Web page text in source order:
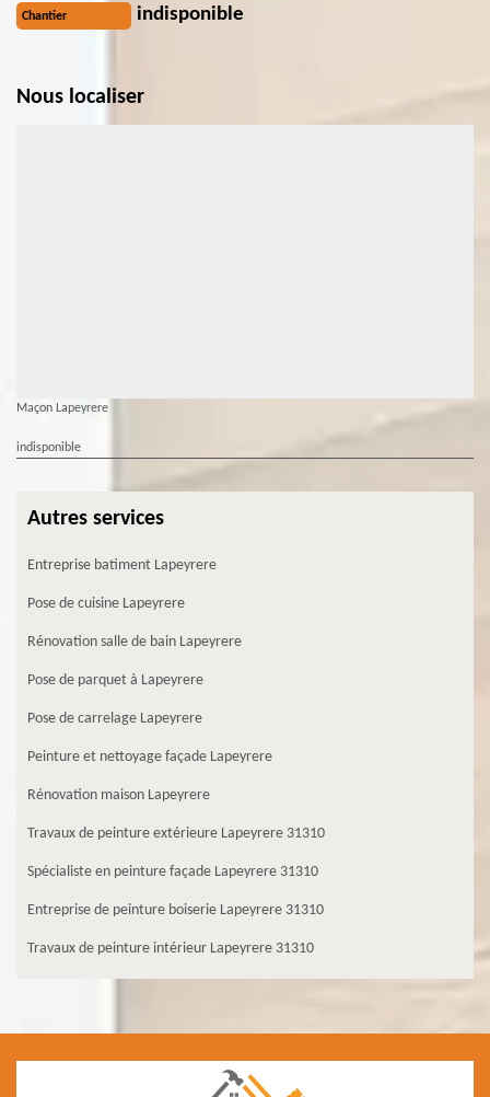
Chantier indisponible
Nous localiser
Maçon Lapeyrere
indisponible
Autres services
Entreprise batiment Lapeyrere
Pose de cuisine Lapeyrere
Rénovation salle de bain Lapeyrere
Pose de parquet à Lapeyrere
Pose de carrelage Lapeyrere
Peinture et nettoyage façade Lapeyrere
Rénovation maison Lapeyrere
Travaux de peinture extérieure Lapeyrere 31310
Spécialiste en peinture façade Lapeyrere 31310
Entreprise de peinture boiserie Lapeyrere 31310
Travaux de peinture intérieur Lapeyrere 31310